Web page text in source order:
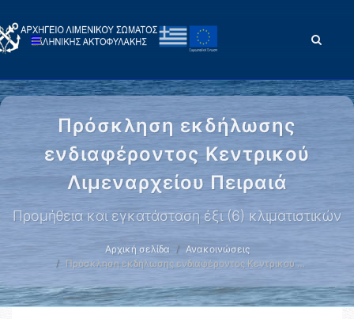
Πρόσκληση εκδήλωσης
ενδιαφέροντος Κεντρικού
Λιμεναρχείου Πειραιά
Προμήθεια και εγκατάσταση έξι (6) κλιματιστικών
Αρχική σελίδα
Ανακοινώσεις
Πρόσκληση εκδήλωσης ενδιαφέροντος Κεντρικού …